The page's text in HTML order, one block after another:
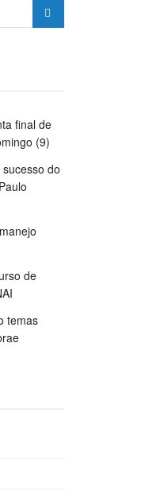
final de
(9)
do
de
temas